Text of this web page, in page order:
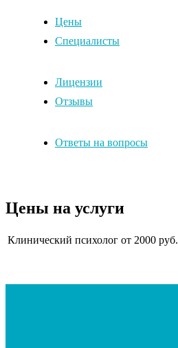
Цены
Специалисты
Лицензии
Отзывы
Ответы на вопросы
Цены на услуги
Клинический психолог от 2000 руб.